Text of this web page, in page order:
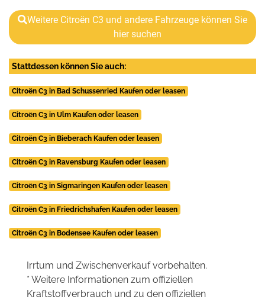
Weitere Citroën C3 und andere Fahrzeuge können Sie
hier suchen
Stattdessen können Sie auch:
Citroën C3 in Bad Schussenried Kaufen oder leasen
Citroën C3 in Ulm Kaufen oder leasen
Citroën C3 in Bieberach Kaufen oder leasen
Citroën C3 in Ravensburg Kaufen oder leasen
Citroën C3 in Sigmaringen Kaufen oder leasen
Citroën C3 in Friedrichshafen Kaufen oder leasen
Citroën C3 in Bodensee Kaufen oder leasen
Irrtum und Zwischenverkauf vorbehalten.
* Weitere Informationen zum offiziellen
Kraftstoffverbrauch und zu den offiziellen